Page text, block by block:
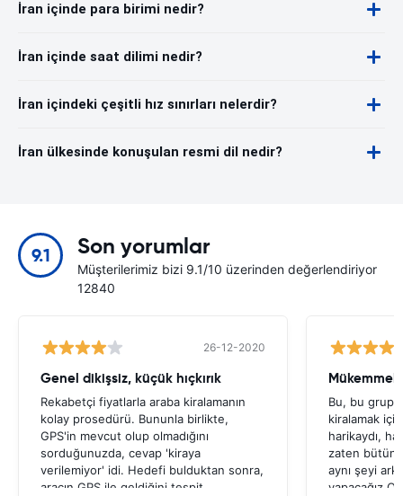
İran içinde para birimi nedir?
İran içinde saat dilimi nedir?
İran içindeki çeşitli hız sınırları nelerdir?
İran ülkesinde konuşulan resmi dil nedir?
9.1 Son yorumlar
Müşterilerimiz bizi 9.1/10 üzerinden değerlendiriyor
12840
26-12-2020
Genel dikişsiz, küçük hıçkırık
Rekabetçi fiyatlarla araba kiralamanın
kolay prosedürü. Bununla birlikte,
GPS'in mevcut olup olmadığını
sorduğunuzda, cevap 'kiraya
verilemiyor' idi. Hedefi bulduktan sonra,
aracın GPS ile geldiğini tespit
Mükemmel
Bu, bu grup
kiralamak
harikaydı,
zaten bütün
aynı şeyi